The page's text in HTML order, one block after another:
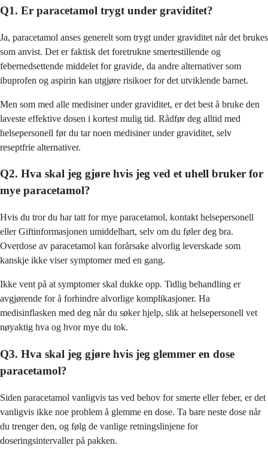
Q1. Er paracetamol trygt under graviditet?
Ja, paracetamol anses generelt som trygt under graviditet når det brukes
som anvist. Det er faktisk det foretrukne smertestillende og
febernedsettende middelet for gravide, da andre alternativer som
ibuprofen og aspirin kan utgjøre risikoer for det utviklende barnet.
Men som med alle medisiner under graviditet, er det best å bruke den
laveste effektive dosen i kortest mulig tid. Rådfør deg alltid med
helsepersonell før du tar noen medisiner under graviditet, selv
reseptfrie alternativer.
Q2. Hva skal jeg gjøre hvis jeg ved et uhell bruker for
mye paracetamol?
Hvis du tror du har tatt for mye paracetamol, kontakt helsepersonell
eller Giftinformasjonen umiddelbart, selv om du føler deg bra.
Overdose av paracetamol kan forårsake alvorlig leverskade som
kanskje ikke viser symptomer med en gang.
Ikke vent på at symptomer skal dukke opp. Tidlig behandling er
avgjørende for å forhindre alvorlige komplikasjoner. Ha
medisinflasken med deg når du søker hjelp, slik at helsepersonell vet
nøyaktig hva og hvor mye du tok.
Q3. Hva skal jeg gjøre hvis jeg glemmer en dose
paracetamol?
Siden paracetamol vanligvis tas ved behov for smerte eller feber, er det
vanligvis ikke noe problem å glemme en dose. Ta bare neste dose når
du trenger den, og følg de vanlige retningslinjene for
doseringsintervaller på pakken.